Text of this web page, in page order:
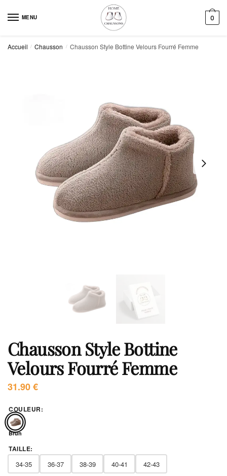
MENU 0
Accueil / Chausson / Chausson Style Bottine Velours Fourré Femme
Chausson Style Bottine
Velours Fourré Femme
31.90€
COULEUR:
Brun
TAILLE:
34-35 36-37 38-39 40-41
42-43